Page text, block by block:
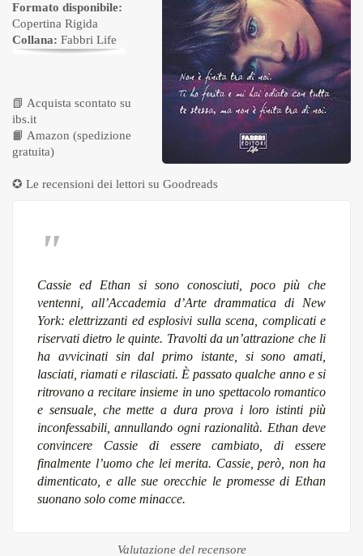
Formato disponibile:
Copertina Rigida
Collana: Fabbri Life
📗 Acquista scontato su
ibs.it
📙 Amazon (spedizione
gratuita)
✪ Le recensioni dei lettori su Goodreads
Cassie ed Ethan si sono conosciuti, poco più che
ventenni, all’Accademia d’Arte drammatica di New
York: elettrizzanti ed esplosivi sulla scena, complicati e
riservati dietro le quinte. Travolti da un’attrazione che li
ha avvicinati sin dal primo istante, si sono amati,
lasciati, riamati e rilasciati. È passato qualche anno e si
ritrovano a recitare insieme in uno spettacolo romantico
e sensuale, che mette a dura prova i loro istinti più
inconfessabili, annullando ogni razionalità. Ethan deve
convincere Cassie di essere cambiato, di essere
finalmente l’uomo che lei merita. Cassie, però, non ha
dimenticato, e alle sue orecchie le promesse di Ethan
suonano solo come minacce.
Valutazione del recensore